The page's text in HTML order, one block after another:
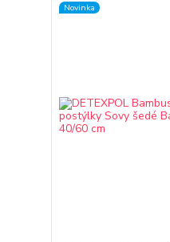
Novinka